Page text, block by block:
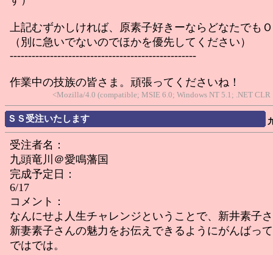
上記むずかしければ、原素子好きーならどなたでも
（別に急いでないのでほかを優先してください）
---------------------------------------------------
作業中の技族の皆さま。頑張ってくださいね！
<Mozilla/4.0 (compatible; MSIE 6.0; Windows NT 5.1; .NET
ＳＳ受注いたします
受注者名：
九頭竜川＠愛鳴藩国
完成予定日：
6/17
コメント：
なんにせよ人生チャレンジということで、新井素子
新妻素子さんの魅力をお伝えできるようにがんばっ
ではでは。